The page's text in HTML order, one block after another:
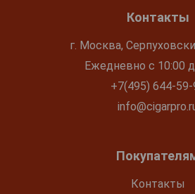
Контакты
г. Москва,
Ежедневно с 10:00
+7(495) 644-59-
Контакты